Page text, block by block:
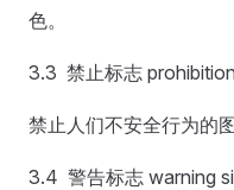
色。
3.3 禁止标志
禁止人们不安全行为的
3.4 警告标志 warning